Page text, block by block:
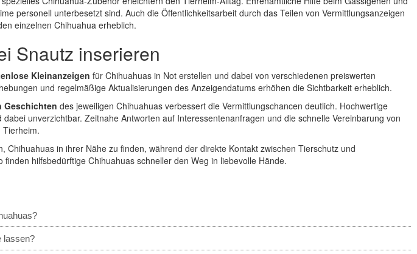
personell unterbesetzt sind. Auch die Öffentlichkeitsarbeit durch das Teilen von Vermittlungsanzeigen
einzelnen Chihuahua erheblich.
Snautz inserieren
Kleinanzeigen für Chihuahuas in Not erstellen und dabei von verschiedenen preiswerten
und regelmäßige Aktualisierungen des Anzeigendatums erhöhen die Sichtbarkeit erheblich.
Geschichten des jeweiligen Chihuahuas verbessert die Vermittlungschancen deutlich. Hochwertige
unverzichtbar. Zeitnahe Antworten auf Interessentenanfragen und die schnelle Vereinbarung von
Tierheim.
Chihuahuas in ihrer Nähe zu finden, während der direkte Kontakt zwischen Tierschutz und
hilfsbedürftige Chihuahuas schneller den Weg in liebevolle Hände.
lassen?